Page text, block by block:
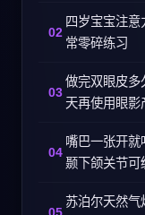
四岁宝宝注意
常零碎练习
做完双眼皮多
天再使用眼影
嘴巴一张开
颞下颌关节可
苏泊尔天然气